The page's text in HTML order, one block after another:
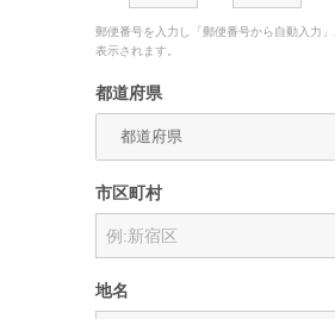
郵便番号を入力し「郵便番号から自動入力
表示されます。
都道府県
市区町村
地名